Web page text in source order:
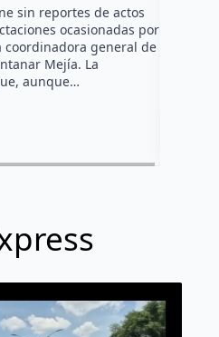
sin reportes de actos
ocasionadas por
coordinadora general de
Mejía. La
aunque…